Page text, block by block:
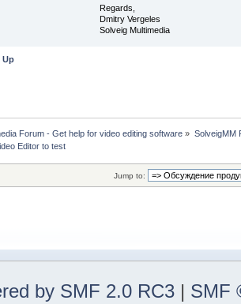
Regards,
Dmitry Vergeles
Solveig Multimedia
Up
Forum - Get help for video editing software » SolveigMM
Editor to test
Jump to:
by SMF 2.0 RC3 | SMF